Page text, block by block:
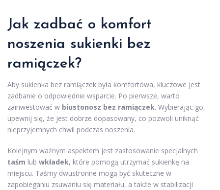
Jak zadbać o komfort
noszenia sukienki bez
ramiączek?
Aby sukienka bez ramiączek była komfortowa, kluczowe jest
zadbanie o odpowiednie wsparcie. Po pierwsze, warto
zainwestować w biustonosz bez ramiączek. Wybierając go,
upewnij się, że jest dobrze dopasowany, co pozwoli uniknąć
nieprzyjemnych chwil podczas noszenia.
Kolejnym ważnym aspektem jest zastosowanie specjalnych
taśm lub wkładek, które pomogą utrzymać sukienkę na
miejscu. Taśmy dwustronne mogą być skuteczne w
zapobieganiu zsuwaniu się materiału, a także w stabilizacji